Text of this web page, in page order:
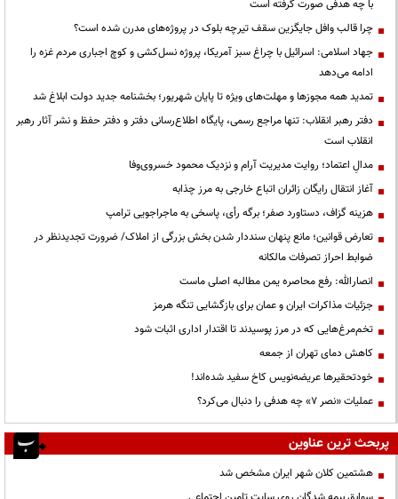
با چه هدفی صورت گرفته است
چرا قالب وافل جایگزین سقف تیرچه بلوک در پروژه‌های مدرن شده است؟
جهاد اسلامی: اسرائیل با چراغ سبز آمریکا، پروژه نسل‌کشی و کوچ اجباری مردم غزه را
ادامه می‌دهد
تمدید همه مجوزها و مهلت‌های ویژه تا پایان شهریور؛ بخشنامه جدید دولت ابلاغ شد
دفتر رهبر انقلاب: تنها مراجع رسمی، پایگاه اطلاع‌رسانی دفتر و دفتر حفظ و نشر آثار رهبر
انقلاب است
مدالِ اعتماد؛ روایت مدیریت آرام و نزدیک محمود خسروی‌وفا
آغاز انتقال رایگان زائران اتباع خارجی به مرز چذابه
هزینه گزاف، دستاورد صفر؛ برگه رأی، پاسخی به ماجراجویی ترامپ
تعارض قوانین؛ مانع پنهان سنددار شدن بخش بزرگی از املاک/ ضرورت تجدیدنظر در
ضوابط احراز تصرفات مالکانه
انصارالله: رفع محاصره یمن مطالبه اصلی ماست
جزئیات مذاکرات ایران و عمان برای بازگشایی تنگه هرمز
تخم‌مرغ‌هایی که در مرز پوسیدند تا اقتدار اداری اثبات شود
کاهش دمای تهران از جمعه
خودتحقیرها عریضه‌نویس کاخ سفید شده‌اند!
عملیات «نصر ۷» چه هدفی را دنبال می‌کرد؟
پربحث ترین عناوین
هشتمین کلان شهر ایران مشخص شد